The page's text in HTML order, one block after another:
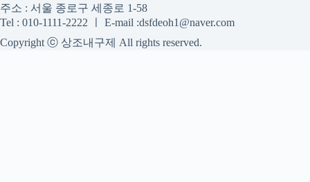
주소 : 서울 종로구 세종로 1-58
Tel : 010-1111-2222 ㅣ E-mail :dsfdeoh1@naver.com
Copyright ⓒ 상조내구제 All rights reserved.